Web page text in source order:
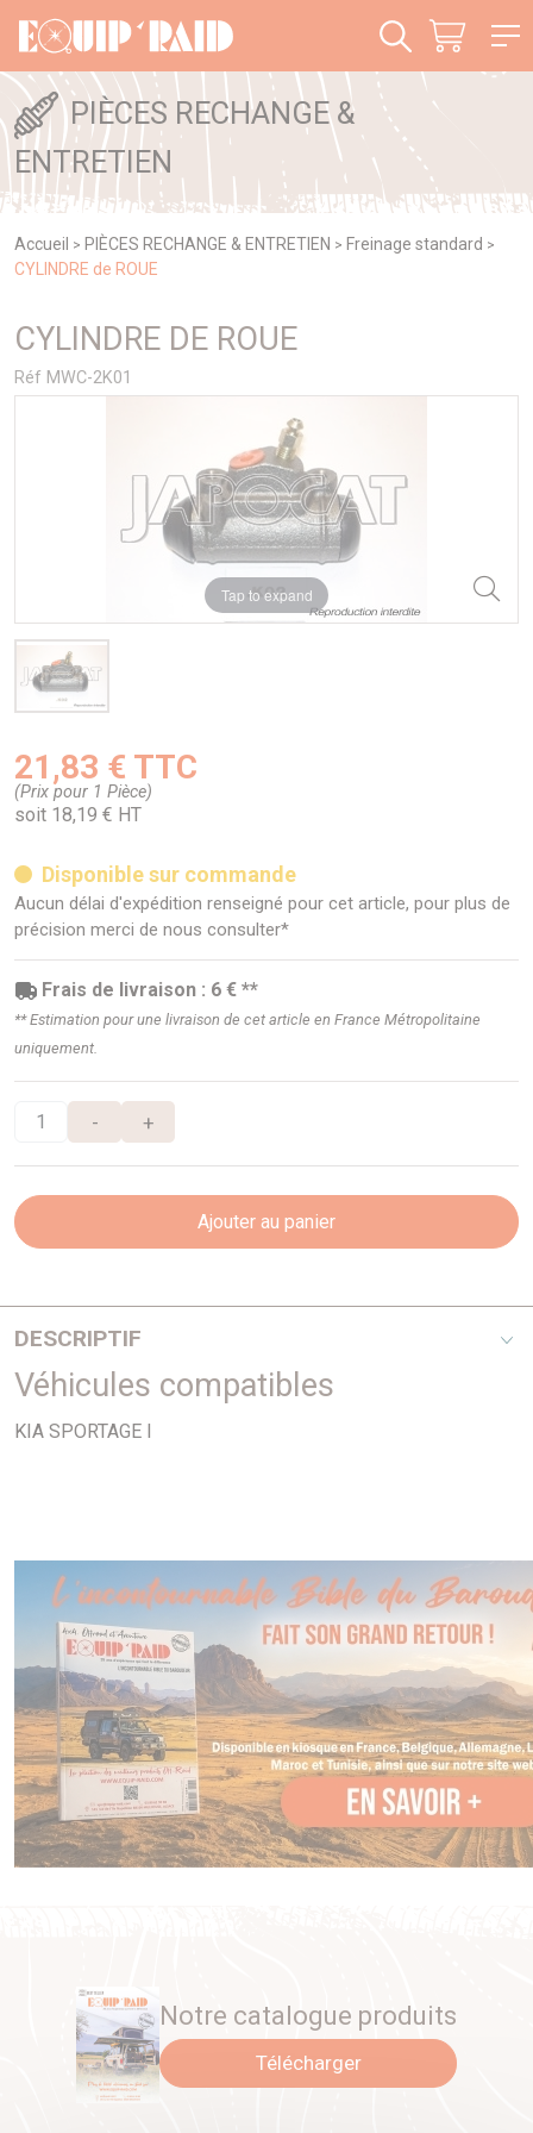
PIÈCES RECHANGE &
ENTRETIEN
Accueil > PIÈCES RECHANGE & ENTRETIEN > Freinage standard >
CYLINDRE de ROUE
CYLINDRE DE ROUE
Réf MWC-2K01
Tap to expand
21,83 € TTC
(Prix pour 1 Pièce)
soit 18,19 € HT
Disponible sur commande
Aucun délai d'expédition renseigné pour cet article, pour plus de
précision merci de nous consulter*
Frais de livraison : 6 € **
** Estimation pour une livraison de cet article en France Métropolitaine
uniquement.
- +
Ajouter au panier
DESCRIPTIF
A partir de 01/99
Véhicules compatibles
KIA SPORTAGE I
Notre catalogue produits
Télécharger
Panneau de gestion des cookies